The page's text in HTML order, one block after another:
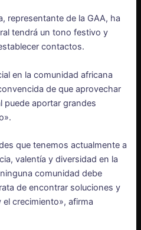
representante de la GAA, ha
tendrá un tono festivo y
contactos.
en la comunidad africana
de que aprovechar
puede aportar grandes
que tenemos actualmente a
valentía y diversidad en la
comunidad debe
de encontrar soluciones y
crecimiento», afirma